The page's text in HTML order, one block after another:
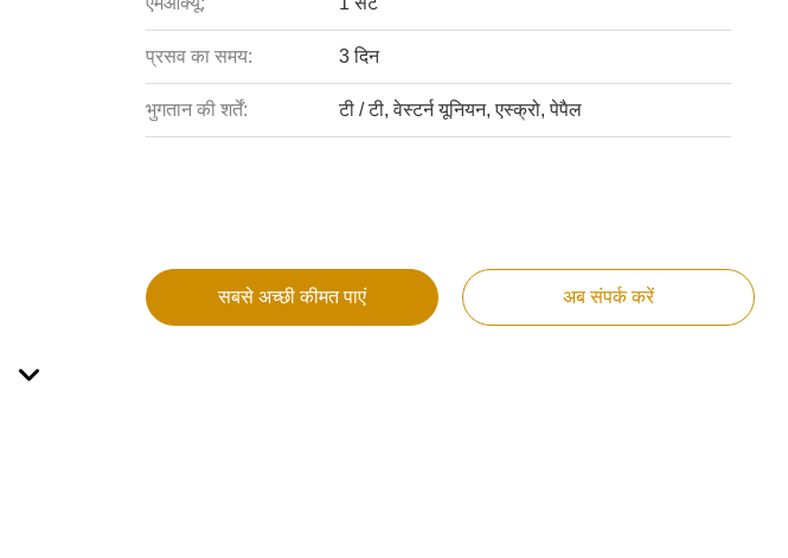
प्रसव का समय: 3 दिन
भुगतान की शर्तें: टी / टी, वेस्टर्न यूनियन, एस्क्रो, पेपैल
सबसे अच्छी कीमत पाएं अब संपर्क करें